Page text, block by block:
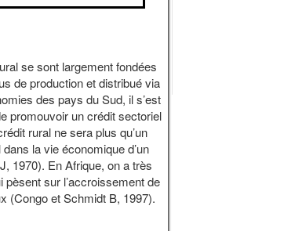
se sont largement fondées
de production et distribué via
des pays du Sud, il s’est
promouvoir un crédit sectoriel
rural ne sera plus qu’un
la vie économique d’un
1970). En Afrique, on a très
sur l’accroissement de
(Congo et Schmidt B, 1997).